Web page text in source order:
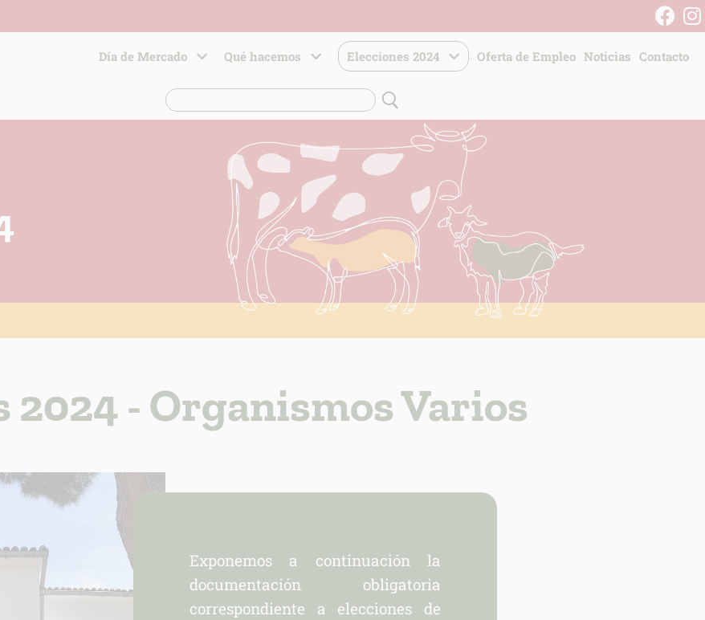
Día de Mercado Qué hacemos Elecciones 2024 Oferta de Empleo Noticias Contacto
2024 - Organismos Varios
Exponemos a continuación la
documentación obligatoria
correspondiente a elecciones de
SOBRE LA PROTECCIÓN DE TUS DATOS